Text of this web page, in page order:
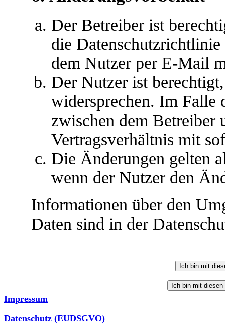
Der Betreiber ist
die
dem Nutzer per E-Mail
Der Nutzer ist
widersprechen. Im Falle
zwischen dem Betreiber
Vertragsverhältnis mit
Die Änderungen gelten
wenn der Nutzer den
Informationen über den
Daten sind in der
Impressum
Datenschutz (EUDSGVO)